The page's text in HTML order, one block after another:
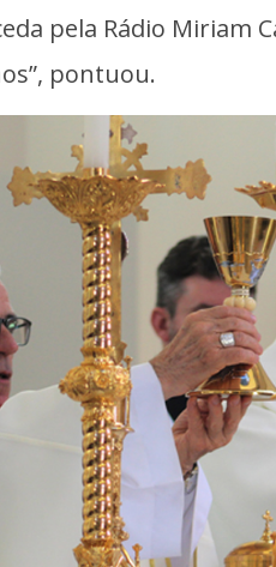
pela Rádio Miriam
pontuou.